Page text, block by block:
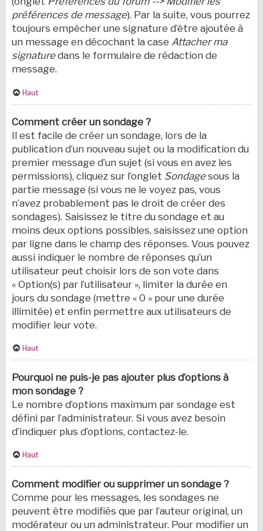
préférences de message). Par la suite, vous pourrez
toujours empêcher une signature d’être ajoutée à
un message en décochant la case Attacher ma
signaturedans le formulaire de rédaction de
message.
Haut
Comment créer un sondage ?
Il est facile de créer un sondage, lors de la
publication d’un nouveau sujet ou la modification du
premier message d’un sujet (si vous en avez les
permissions), cliquez sur l’onglet Sondagesous la
partie message (si vous ne le voyez pas, vous
n’avez probablement pas le droit de créer des
sondages). Saisissez le titre du sondage et au
moins deux options possibles, saisissez une option
par ligne dans le champ des réponses. Vous pouvez
aussi indiquer le nombre de réponses qu’un
utilisateur peut choisir lors de son vote dans
« Option(s) par l’utilisateur », limiter la durée en
jours du sondage (mettre « 0 » pour une durée
illimitée) et enfin permettre aux utilisateurs de
modifier leur vote.
Haut
Pourquoi ne puis-je pas ajouter plus d’options à
mon sondage ?
Le nombre d’options maximum par sondage est
défini par l’administrateur. Si vous avez besoin
d’indiquer plus d’options, contactez-le.
Haut
Comment modifier ou supprimer un sondage ?
Comme pour les messages, les sondages ne
peuvent être modifiés que par l’auteur original, un
modérateur ou un administrateur. Pour modifier un